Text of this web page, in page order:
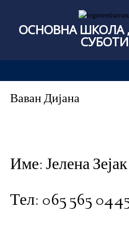
ОСНОВНА ШКОЛА
Ваван Дијана
Име: Јелена Зејак
Тел: 065 565